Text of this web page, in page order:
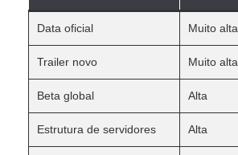
Data oficial Muito alta
Trailer novo Muito alta
Beta global Alta
Estrutura de servidores Alta